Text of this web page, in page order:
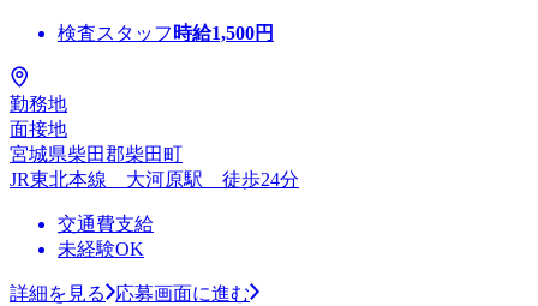
検査スタッフ 時給1,500円
勤務地
面接地
宮城県柴田郡柴田町
JR東北本線 大河原駅 徒歩24分
交通費支給
未経験OK
詳細を見る
応募画面に進む